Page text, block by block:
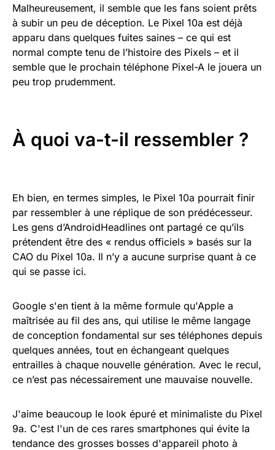
Malheureusement, il semble que les fans soient prêts
à subir un peu de déception. Le Pixel 10a est déjà
apparu dans quelques fuites saines – ce qui est
normal compte tenu de l’histoire des Pixels – et il
semble que le prochain téléphone Pixel-A le jouera un
peu trop prudemment.
À quoi va-t-il ressembler ?
Eh bien, en termes simples, le Pixel 10a pourrait finir
par ressembler à une réplique de son prédécesseur.
Les gens d’AndroidHeadlines ont partagé ce qu’ils
prétendent être des « rendus officiels » basés sur la
CAO du Pixel 10a. Il n’y a aucune surprise quant à ce
qui se passe ici.
Google s'en tient à la même formule qu'Apple a
maîtrisée au fil des ans, qui utilise le même langage
de conception fondamental sur ses téléphones depuis
quelques années, tout en échangeant quelques
entrailles à chaque nouvelle génération. Avec le recul,
ce n’est pas nécessairement une mauvaise nouvelle.
J'aime beaucoup le look épuré et minimaliste du Pixel
9a. C'est l'un de ces rares smartphones qui évite la
tendance des grosses bosses d'appareil photo à